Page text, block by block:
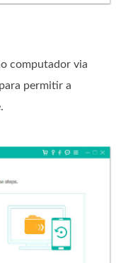
computador via
permitir a